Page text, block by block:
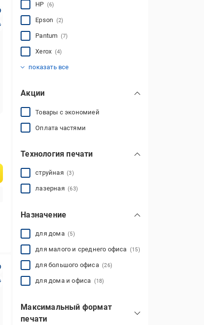
HP (6)
Epson (2)
Pantum (7)
Xerox (4)
показать все
Акции
Товары с экономией
Оплата частями
Технология печати
струйная(3)
лазерная(63)
Назначение
для дома(5)
для малого и среднего офиса (15)
для большого офиса(26)
для дома и офиса (18)
Максимальный формат
печати